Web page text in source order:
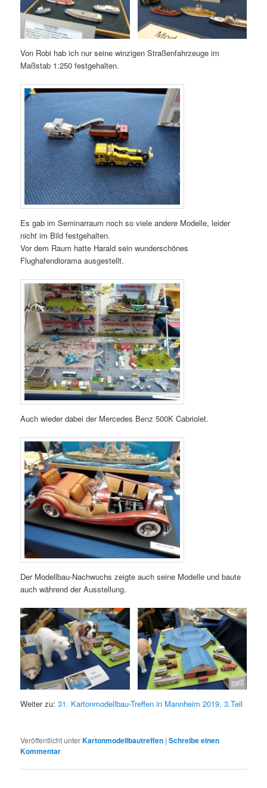
Von Robi hab ich nur seine winzigen Straßenfahrzeuge im
Maßstab 1:250 festgehalten.
Es gab im Seminarraum noch so viele andere Modelle, leider
nicht im Bild festgehalten.
Vor dem Raum hatte Harald sein wunderschönes
Flughafendiorama ausgestellt.
Auch wieder dabei der Mercedes Benz 500K Cabriolet.
Der Modellbau-Nachwuchs zeigte auch seine Modelle und baute
auch während der Ausstellung.
Weiter zu:31. Kartonmodellbau-Treffen in Mannheim 2019, 3.Teil
Veröffentlicht unterKartonmodellbautreffen |Schreibe einen
Kommentar